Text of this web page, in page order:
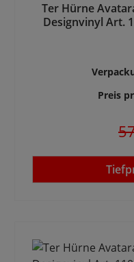
Ter Hürne
Designvinyl Art.
Preis